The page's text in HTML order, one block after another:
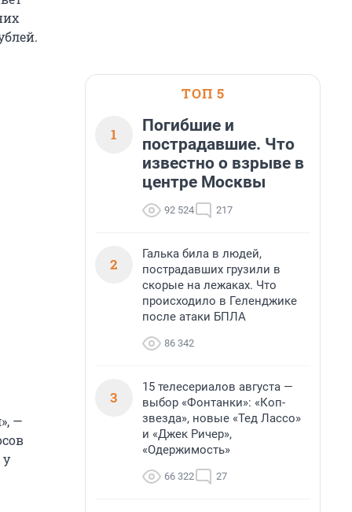
—
у
ТОП 5
1
Погибшие и
пострадавшие. Что
известно о взрыве в
центре Москвы
92 524 217
2
Галька била в людей,
пострадавших грузили в
скорые на лежаках. Что
происходило в Геленджике
после атаки БПЛА
86 342
3
15 телесериалов августа —
выбор «Фонтанки»: «Коп-
звезда», новые «Тед Лассо»
и «Джек Ричер»,
«Одержимость»
66 322 27